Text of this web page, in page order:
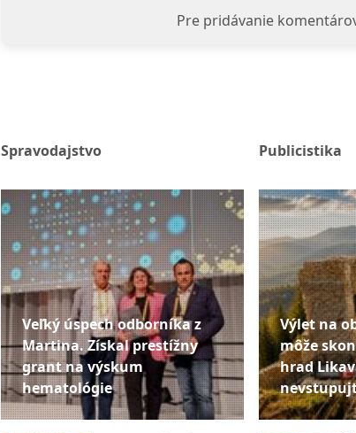
Pre pridávanie
Spravodajstvo
Veľký úspech odborníka z
Martina. Získal prestížny
grant na výskum
hematológie
Publicistika
Výlet na
môže
hrad